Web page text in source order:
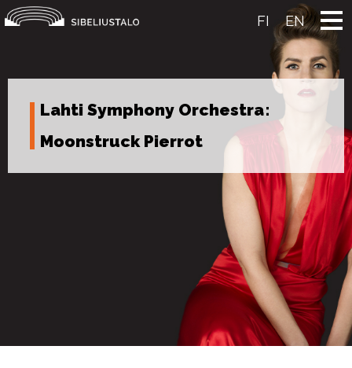
Skip
to
FI EN
Lahti Symphony Orchestra:
Moonstruck Pierrot